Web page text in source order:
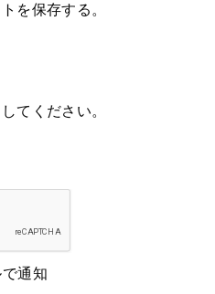
を保存する。
てください。
通知